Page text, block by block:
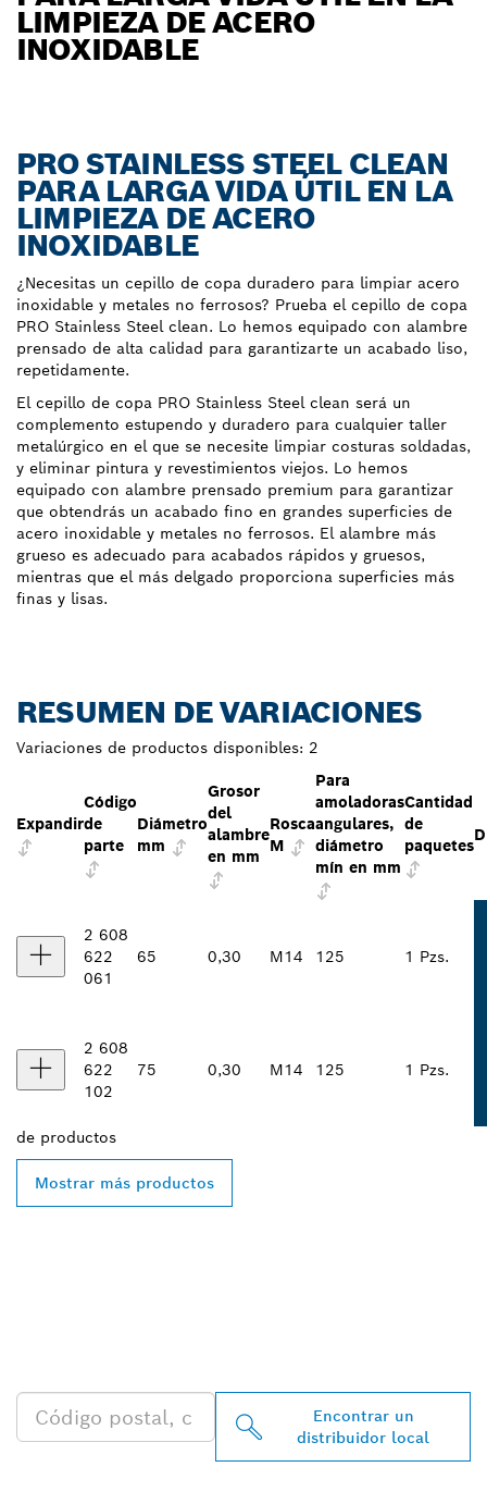
LIMPIEZA DE ACERO
INOXIDABLE
PRO STAINLESS STEEL CLEAN
PARA LARGA VIDA ÚTIL EN LA
LIMPIEZA DE ACERO
INOXIDABLE
¿Necesitas un cepillo de copa duradero para limpiar acero
inoxidable y metales no ferrosos? Prueba el cepillo de copa
PRO Stainless Steel clean. Lo hemos equipado con alambre
prensado de alta calidad para garantizarte un acabado liso,
repetidamente.
El cepillo de copa PRO Stainless Steel clean será un
complemento estupendo y duradero para cualquier taller
metalúrgico en el que se necesite limpiar costuras soldadas,
y eliminar pintura y revestimientos viejos. Lo hemos
equipado con alambre prensado premium para garantizar
que obtendrás un acabado fino en grandes superficies de
acero inoxidable y metales no ferrosos. El alambre más
grueso es adecuado para acabados rápidos y gruesos,
mientras que el más delgado proporciona superficies más
finas y lisas.
RESUMEN DE VARIACIONES
Variaciones de productos disponibles: 2
Expandir
Código
de
parte
Diámetro
mm
Grosor
del
alambre
en mm
Rosca
M
Para
amoladoras
angulares,
diámetro
mín en mm
Cantidad
de
paquetes
2 608
622
061
65 0,30 M14 125 1 Pzs.
2 608
622
102
75 0,30 M14 125 1 Pzs.
de productos
Mostrar más productos
Encontrar un
distribuidor local